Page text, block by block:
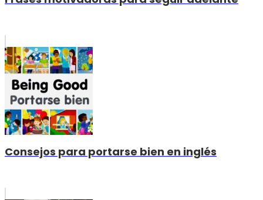
Consejos para portarse bien en inglés